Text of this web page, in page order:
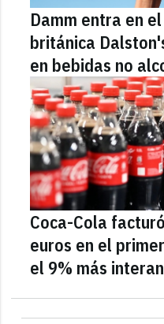
Damm entra en
británica
en bebidas no
Coca-Cola
euros en el
el 9% más